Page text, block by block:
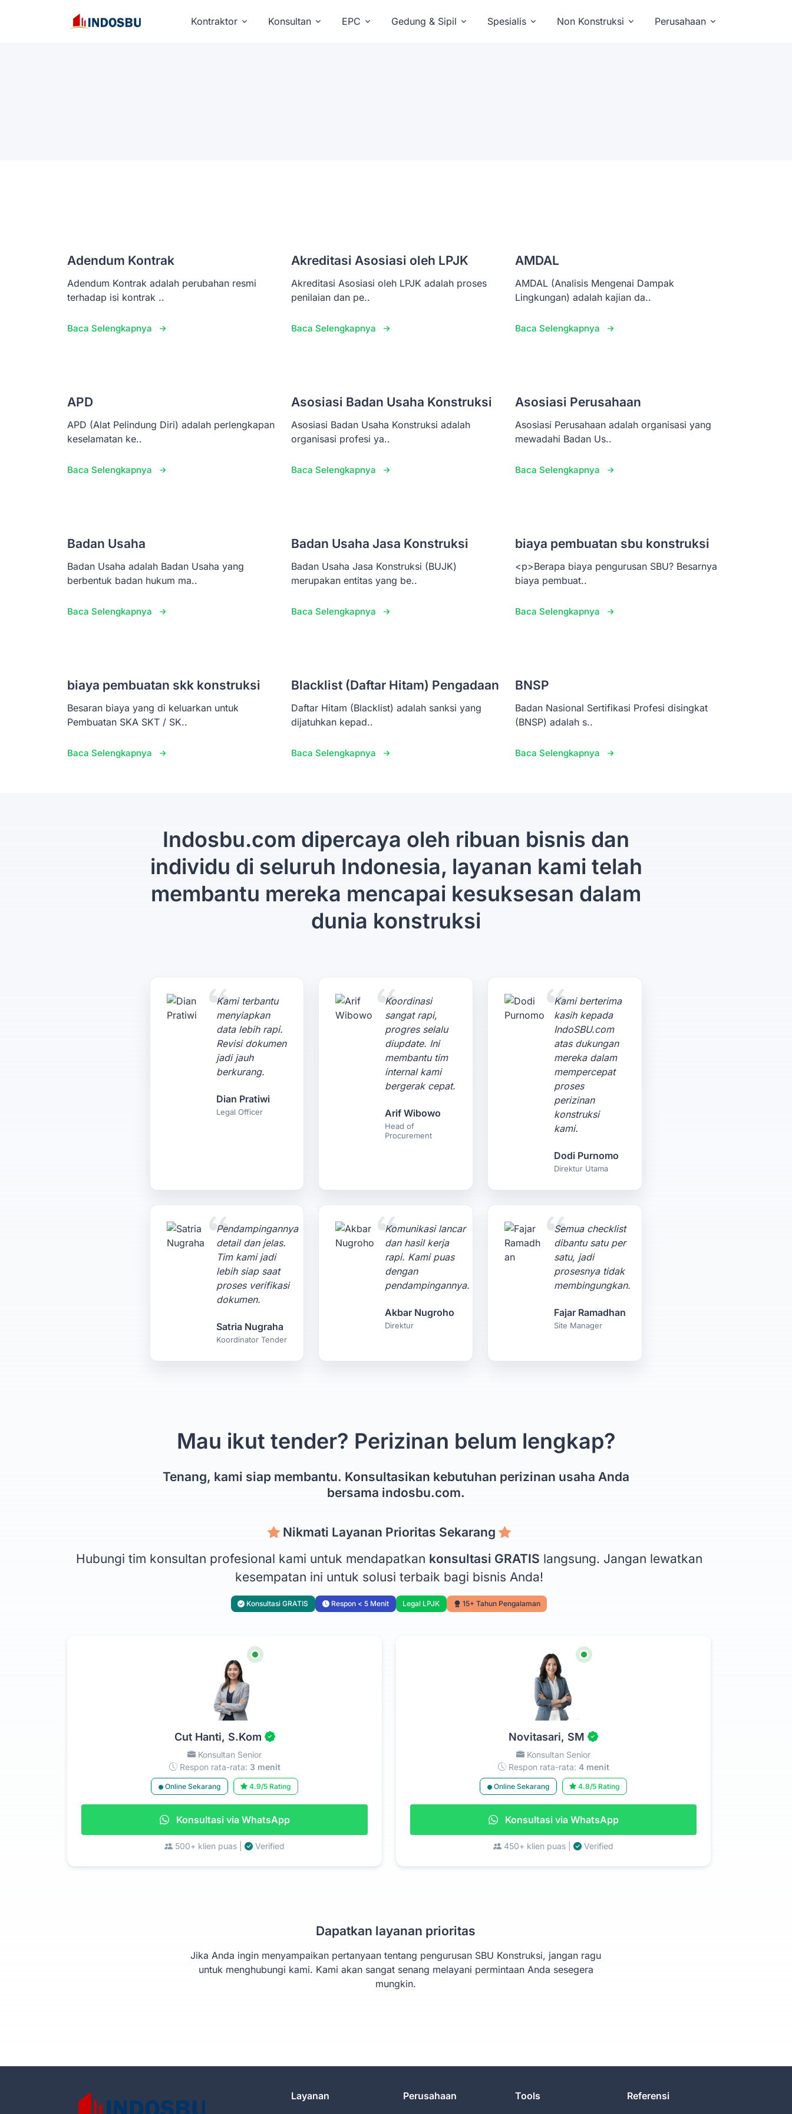
Kontraktor Konsultan EPC Gedung & Sipil Spesialis Non Konstruksi Perusahaan
Adendum Kontrak
Adendum Kontrak adalah perubahan resmi
terhadap isi kontrak ..
Baca Selengkapnya
Akreditasi Asosiasi oleh LPJK
Akreditasi Asosiasi oleh LPJK adalah proses
penilaian dan pe..
Baca Selengkapnya
AMDAL
AMDAL (Analisis Mengenai Dampak
Lingkungan) adalah kajian da..
Baca Selengkapnya
APD
APD (Alat Pelindung Diri) adalah perlengkapan
keselamatan ke..
Baca Selengkapnya
Asosiasi Badan Usaha Konstruksi
Asosiasi Badan Usaha Konstruksi adalah
organisasi profesi ya..
Baca Selengkapnya
Asosiasi Perusahaan
Asosiasi Perusahaan adalah organisasi yang
mewadahi Badan Us..
Baca Selengkapnya
Badan Usaha
Badan Usaha adalah Badan Usaha yang
berbentuk badan hukum ma..
Baca Selengkapnya
Badan Usaha Jasa Konstruksi
Badan Usaha Jasa Konstruksi (BUJK)
merupakan entitas yang be..
Baca Selengkapnya
biaya pembuatan sbu konstruksi
<p>Berapa biaya pengurusan SBU? Besarnya
biaya pembuat..
Baca Selengkapnya
biaya pembuatan skk konstruksi
Besaran biaya yang di keluarkan untuk
Pembuatan SKA SKT / SK..
Baca Selengkapnya
Blacklist (Daftar Hitam) Pengadaan
Daftar Hitam (Blacklist) adalah sanksi yang
dijatuhkan kepad..
Baca Selengkapnya
BNSP
Badan Nasional Sertifikasi Profesi disingkat
(BNSP) adalah s..
Baca Selengkapnya
Indosbu.com dipercaya oleh ribuan bisnis dan
individu di seluruh Indonesia, layanan kami telah
membantu mereka mencapai kesuksesan dalam
dunia konstruksi
Kami terbantu
menyiapkan
data lebih rapi.
Revisi dokumen
jadi jauh
berkurang.
Dian Pratiwi
Legal Officer
Koordinasi
sangat rapi,
progres selalu
diupdate. Ini
membantu tim
internal kami
bergerak cepat.
Arif Wibowo
Head of
Procurement
Kami berterima
kasih kepada
IndoSBU.com
atas dukungan
mereka dalam
mempercepat
proses
perizinan
konstruksi
kami.
Dodi Purnomo
Direktur Utama
Pendampingannya
detail dan jelas.
Tim kami jadi
lebih siap saat
proses verifikasi
dokumen.
Satria Nugraha
Koordinator Tender
Komunikasi lancar
dan hasil kerja
rapi. Kami puas
dengan
pendampingannya.
Akbar Nugroho
Direktur
Semua checklist
dibantu satu per
satu, jadi
prosesnya tidak
membingungkan.
Fajar Ramadhan
Site Manager
Mau ikut tender? Perizinan belum lengkap?
Tenang, kami siap membantu. Konsultasikan kebutuhan perizinan usaha Anda
bersama indosbu.com.
Nikmati Layanan Prioritas Sekarang
Hubungi tim konsultan profesional kami untuk mendapatkan konsultasi GRATIS langsung. Jangan lewatkan
kesempatan ini untuk solusi terbaik bagi bisnis Anda!
Konsultasi GRATIS Respon < 5 Menit Legal LPJK 15+ Tahun Pengalaman
Cut Hanti, S.Kom
Konsultan Senior
Respon rata-rata: 3 menit
Online Sekarang 4.9/5 Rating
Konsultasi via WhatsApp
500+ klien puas | Verified
Novitasari, SM
Konsultan Senior
Respon rata-rata: 4 menit
Online Sekarang 4.8/5 Rating
Konsultasi via WhatsApp
450+ klien puas | Verified
Dapatkan layanan prioritas
Jika Anda ingin menyampaikan pertanyaan tentang pengurusan SBU Konstruksi, jangan ragu
untuk menghubungi kami. Kami akan sangat senang melayani permintaan Anda sesegera
mungkin.
Layanan Perusahaan Tools Referensi